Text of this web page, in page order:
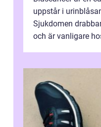
uppstår i
Sjukdomen
och är vanligare